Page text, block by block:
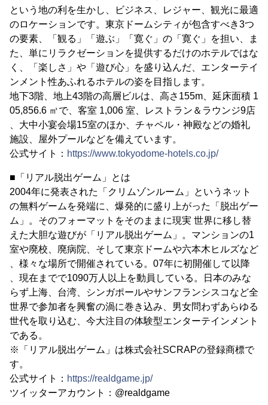
という地の利を生かし、ビジネス、レジャー、観光に最適
のロケーションです。東京ドームシティが包含すべき3つ
の要素、「観る」「遊ぶ」「寛ぐ」の「寛ぐ」を担い、ま
た、単にリラクゼーションを提供するだけのホテルではな
く、「楽しさ」や「遊び心」を盛り込んだ、エンターテイ
ンメント性あふれるホテルの姿を目指します。
地下3階、地上43階の高層ビルは、高さ155m、延床面積 1
05,856.6 ㎡で、客室 1,006 室、レストラン＆ラウンジ9店
、大中小宴会場15室のほか、チャペル・神殿などの婚礼
施設、屋外プールなどを備えています。
公式サイト： https://www.tokyodome-hotels.co.jp/
■「リアル脱出ゲーム」とは
2004年に発表された「クリムゾンルーム」というネット
の無料ゲームを発端に、爆発的に盛り上がった「脱出ゲー
ム」。そのフォーマットをそのままに現実 世界に移し替
えた大胆な遊びが「リアル脱出ゲーム」。マンションの1
室や廃校、廃病院、そして東京ドームや六本木ヒルズなど
、様々な場所で開催されている。07年に初開催して以降
、現在までで1090万人以上を動員している。日本のみな
らず上海、台湾、シンガポールやサンフランシスコなど全
世界で参加者を興奮の渦に巻き込み、男女問わずあらゆる
世代を取り込む、今大注目の体験型エンターテインメント
である。
※「リアル脱出ゲーム」は株式会社SCRAPの登録商標で
す。
公式サイト： https://realdgame.jp/
ツイッターアカウント：@realdgame